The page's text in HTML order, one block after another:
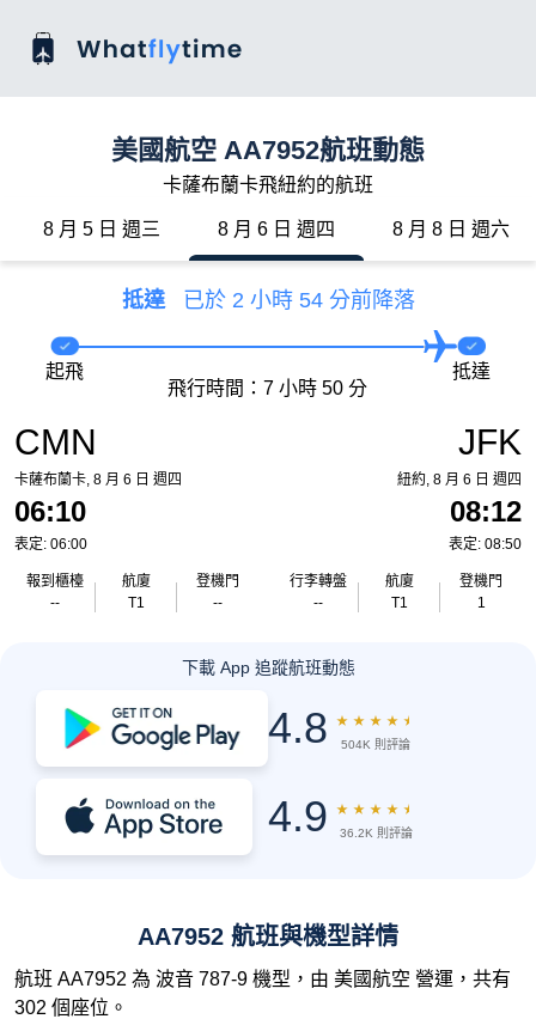
美國航空 AA7952航班動態
卡薩布蘭卡飛紐約的航班
8 月 5 日 週三 8 月 6 日 週四 8 月 8 日 週六
抵達 已於 2 小時 54 分前降落
CMN
卡薩布蘭卡, 8 月 6 日 週四
06:10
表定: 06:00
報到櫃檯
--
航廈
T1
登機門
--
起飛
飛行時間：7 小時 50 分
抵達
JFK
紐約, 8 月 6 日 週四
08:12
表定: 08:50
行李轉盤
--
航廈
T1
登機門
1
下載 App 追蹤航班動態
4.8 ★ ★ ★ ★ ★
504K 則評論
4.9 ★ ★ ★ ★ ★
36.2K 則評論
AA7952 航班與機型詳情
航班 AA7952 為 波音 787-9 機型，由 美國航空 營運，共有
302 個座位。